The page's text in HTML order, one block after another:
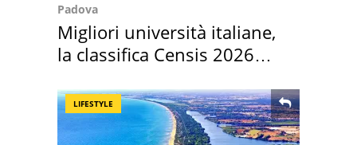
Padova
Migliori università italiane,
la classifica Censis 2026
LIFESTYLE